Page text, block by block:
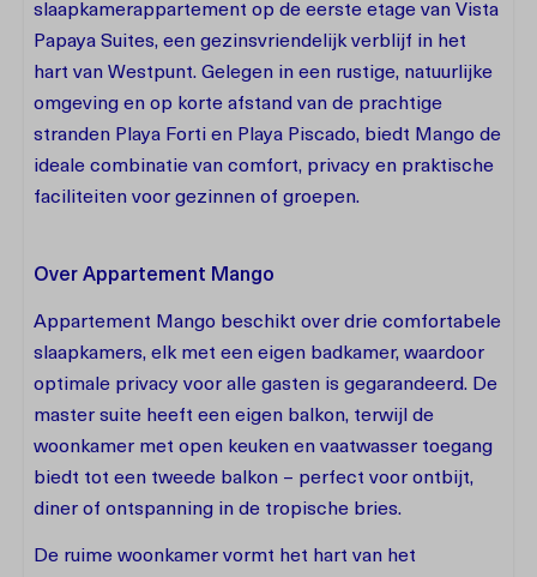
slaapkamerappartement op de eerste etage van Vista
Papaya Suites, een gezinsvriendelijk verblijf in het
hart van Westpunt. Gelegen in een rustige, natuurlijke
omgeving en op korte afstand van de prachtige
stranden Playa Forti en Playa Piscado, biedt Mango de
ideale combinatie van comfort, privacy en praktische
faciliteiten voor gezinnen of groepen.
Over Appartement Mango
Appartement Mango beschikt over drie comfortabele
slaapkamers, elk met een eigen badkamer, waardoor
optimale privacy voor alle gasten is gegarandeerd. De
master suite heeft een eigen balkon, terwijl de
woonkamer met open keuken en vaatwasser toegang
biedt tot een tweede balkon – perfect voor ontbijt,
diner of ontspanning in de tropische bries.
De ruime woonkamer vormt het hart van het